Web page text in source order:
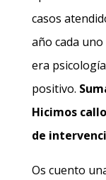
casos
año cada uno
era
positivo.
Hicimos
de
Os cuento